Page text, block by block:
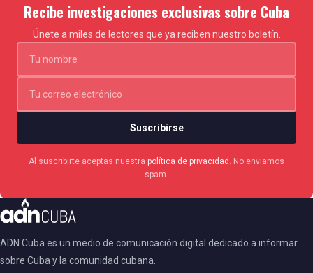
Recibe investigaciones exclusivas sobre Cuba
Únete a miles de lectores que ya reciben nuestro boletín.
Suscribirse
Al suscribirte aceptas nuestra política de privacidad
. No enviamos
spam.
ADN Cuba es un medio de comunicación digital dedicado a informar
sobre Cuba y la comunidad cubana.